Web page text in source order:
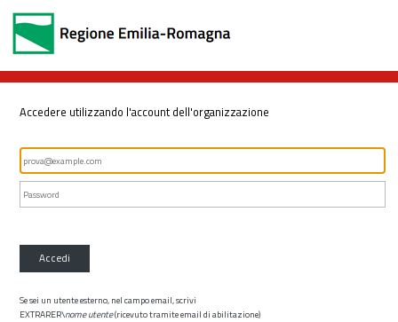
Accedere utilizzando l'account dell'organizzazione
Accedi
Se sei un utente esterno, nel campo email, scrivi
EXTRARER\nome utente(ricevuto tramite email di abilitazione)